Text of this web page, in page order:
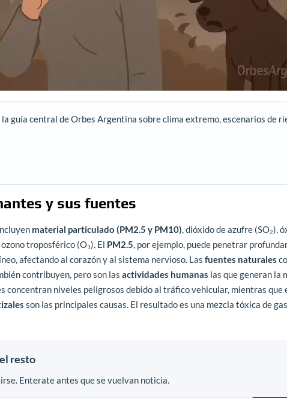
guía central de Orbes Argentina sobre clima extremo, escenarios de
y sus fuentes
material particulado (PM2.5 y PM10), dióxido de azufre (SO₂),
troposférico (O₃). El PM2.5, por ejemplo, puede penetrar
afectando al corazón y al sistema nervioso. Las fuentes naturales
contribuyen, pero son las actividades humanas las que generan la
concentran niveles peligrosos debido al tráfico vehicular, mientras que
son las principales causas. El resultado es una mezcla tóxica de
resto
Enterate antes que se vuelvan noticia.